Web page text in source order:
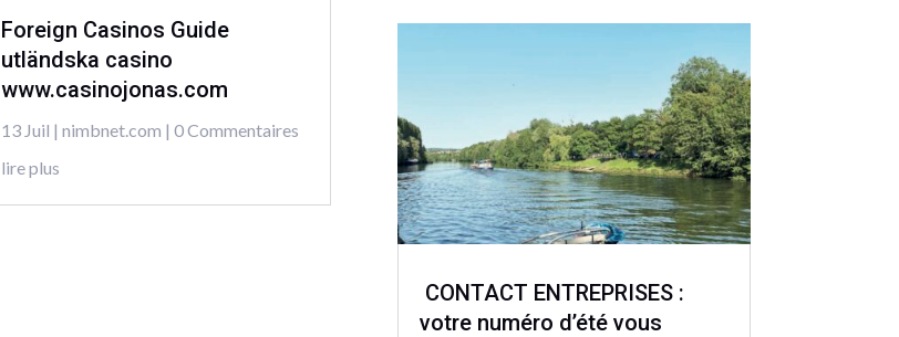
Foreign Casinos Guide
utländska casino
www.casinojonas.com
13 Juil | nimbnet.com | 0 Commentaires
lire plus
CONTACT ENTREPRISES :
votre numéro d’été vous